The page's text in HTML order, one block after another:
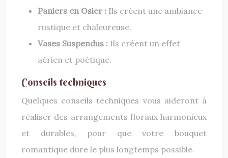
Paniers en Osier : Ils créent une ambiance
rustique et chaleureuse.
Vases Suspendus : Ils créent un effet
aérien et poétique.
Conseils techniques
Quelques conseils techniques vous aideront à
réaliser des arrangements floraux harmonieux
et durables, pour que votre bouquet
romantique dure le plus longtemps possible.